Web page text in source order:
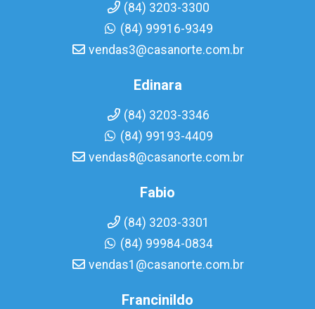
(84) 3203-3300
(84) 99916-9349
vendas3@casanorte.com.br
Edinara
(84) 3203-3346
(84) 99193-4409
vendas8@casanorte.com.br
Fabio
(84) 3203-3301
(84) 99984-0834
vendas1@casanorte.com.br
Francinildo